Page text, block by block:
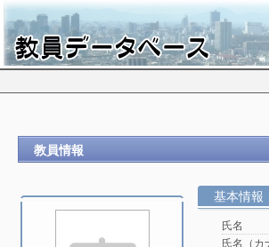
教員情報
基本情報
氏名
氏名（カ